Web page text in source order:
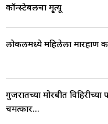
कॉन्स्टेबलचा मृ्त्यू
लोकलमध्ये महिलेला मारहाण
गुजरातच्या मोरबीत विहिरीच्या
चमत्कार...